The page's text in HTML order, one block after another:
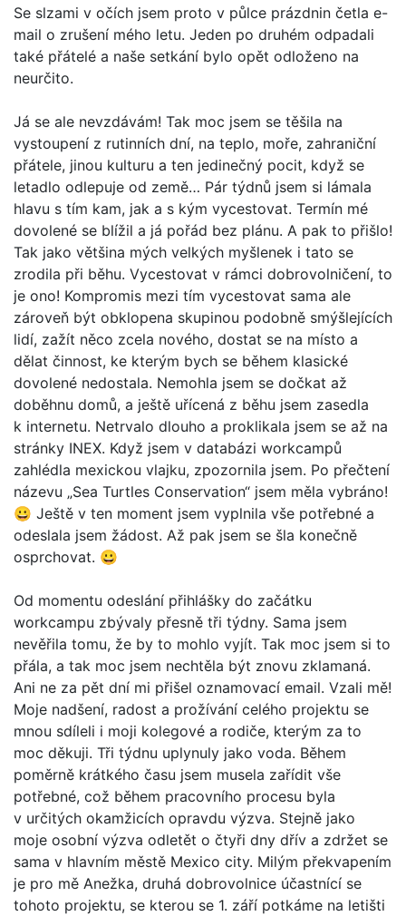
Se slzami v očích jsem proto v půlce prázdnin četla e-
mail o zrušení mého letu. Jeden po druhém odpadali
také přátelé a naše setkání bylo opět odloženo na
neurčito.
Já se ale nevzdávám! Tak moc jsem se těšila na
vystoupení z rutinních dní, na teplo, moře, zahraniční
přátele, jinou kulturu a ten jedinečný pocit, když se
letadlo odlepuje od země… Pár týdnů jsem si lámala
hlavu s tím kam, jak a s kým vycestovat. Termín mé
dovolené se blížil a já pořád bez plánu. A pak to přišlo!
Tak jako většina mých velkých myšlenek i tato se
zrodila při běhu. Vycestovat v rámci dobrovolničení, to
je ono! Kompromis mezi tím vycestovat sama ale
zároveň být obklopena skupinou podobně smýšlejících
lidí, zažít něco zcela nového, dostat se na místo a
dělat činnost, ke kterým bych se během klasické
dovolené nedostala. Nemohla jsem se dočkat až
doběhnu domů, a ještě uřícená z běhu jsem zasedla
k internetu. Netrvalo dlouho a proklikala jsem se až na
stránky INEX. Když jsem v databázi workcampů
zahlédla mexickou vlajku, zpozornila jsem. Po přečtení
názevu „Sea Turtles Conservation“ jsem měla vybráno!
😀 Ještě v ten moment jsem vyplnila vše potřebné a
odeslala jsem žádost. Až pak jsem se šla konečně
osprchovat. 😀
Od momentu odeslání přihlášky do začátku
workcampu zbývaly přesně tři týdny. Sama jsem
nevěřila tomu, že by to mohlo vyjít. Tak moc jsem si to
přála, a tak moc jsem nechtěla být znovu zklamaná.
Ani ne za pět dní mi přišel oznamovací email. Vzali mě!
Moje nadšení, radost a prožívání celého projektu se
mnou sdíleli i moji kolegové a rodiče, kterým za to
moc děkuji. Tři týdnu uplynuly jako voda. Během
poměrně krátkého času jsem musela zařídit vše
potřebné, což během pracovního procesu byla
v určitých okamžicích opravdu výzva. Stejně jako
moje osobní výzva odletět o čtyři dny dřív a zdržet se
sama v hlavním městě Mexico city. Milým překvapením
je pro mě Anežka, druhá dobrovolnice účastnící se
tohoto projektu, se kterou se 1. září potkáme na letišti